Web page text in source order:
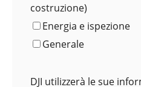
costruzione)
Energia e ispezione
Generale
DJI utilizzerà le sue